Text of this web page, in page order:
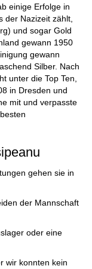
einige Erfolge in
der Nazizeit zählt,
und sogar Gold
gewann 1950
gewann
Silber. Nach
unter die Top Ten,
in Dresden und
mit und verpasste
gehen sie in
der Mannschaft
oder eine
wir konnten kein